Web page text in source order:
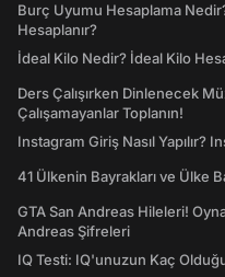
Burç Uyumu Hesaplama
Hesaplanır?
İdeal Kilo Nedir? İdeal Kilo
Ders Çalışırken Dinlenecek
Çalışamayanlar Toplanın!
Instagram Giriş Nasıl Yapılır?
41 Ülkenin Bayrakları ve Ülke
GTA San Andreas Hileleri!
Andreas Şifreleri
IQ Testi: IQ'unuzun Kaç